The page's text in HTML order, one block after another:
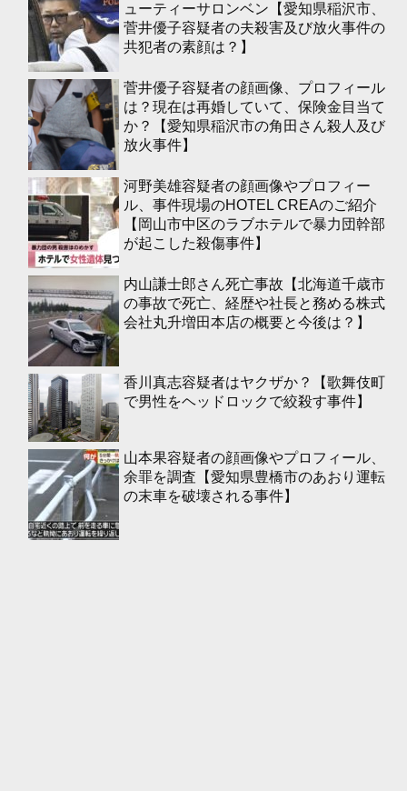
ューティーサロンベン【愛知県稲沢市、
菅井優子容疑者の夫殺害及び放火事件の
共犯者の素顔は？】
菅井優子容疑者の顔画像、プロフィール
は？現在は再婚していて、保険金目当て
か？【愛知県稲沢市の角田さん殺人及び
放火事件】
河野美雄容疑者の顔画像やプロフィー
ル、事件現場のHOTEL CREAのご紹介
【岡山市中区のラブホテルで暴力団幹部
が起こした殺傷事件】
内山謙士郎さん死亡事故【北海道千歳市
の事故で死亡、経歴や社長と務める株式
会社丸升増田本店の概要と今後は？】
香川真志容疑者はヤクザか？【歌舞伎町
で男性をヘッドロックで絞殺す事件】
山本果容疑者の顔画像やプロフィール、
余罪を調査【愛知県豊橋市のあおり運転
の末車を破壊される事件】